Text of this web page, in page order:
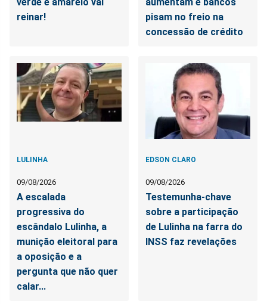
reinar!
pisam no freio na
concessão de crédito
LULINHA
09/08/2026
A escalada
progressiva do
escândalo Lulinha, a
munição eleitoral para
a oposição e a
pergunta que não quer
calar...
EDSON CLARO
09/08/2026
Testemunha-chave
sobre a participação
de Lulinha na farra do
INSS faz revelações